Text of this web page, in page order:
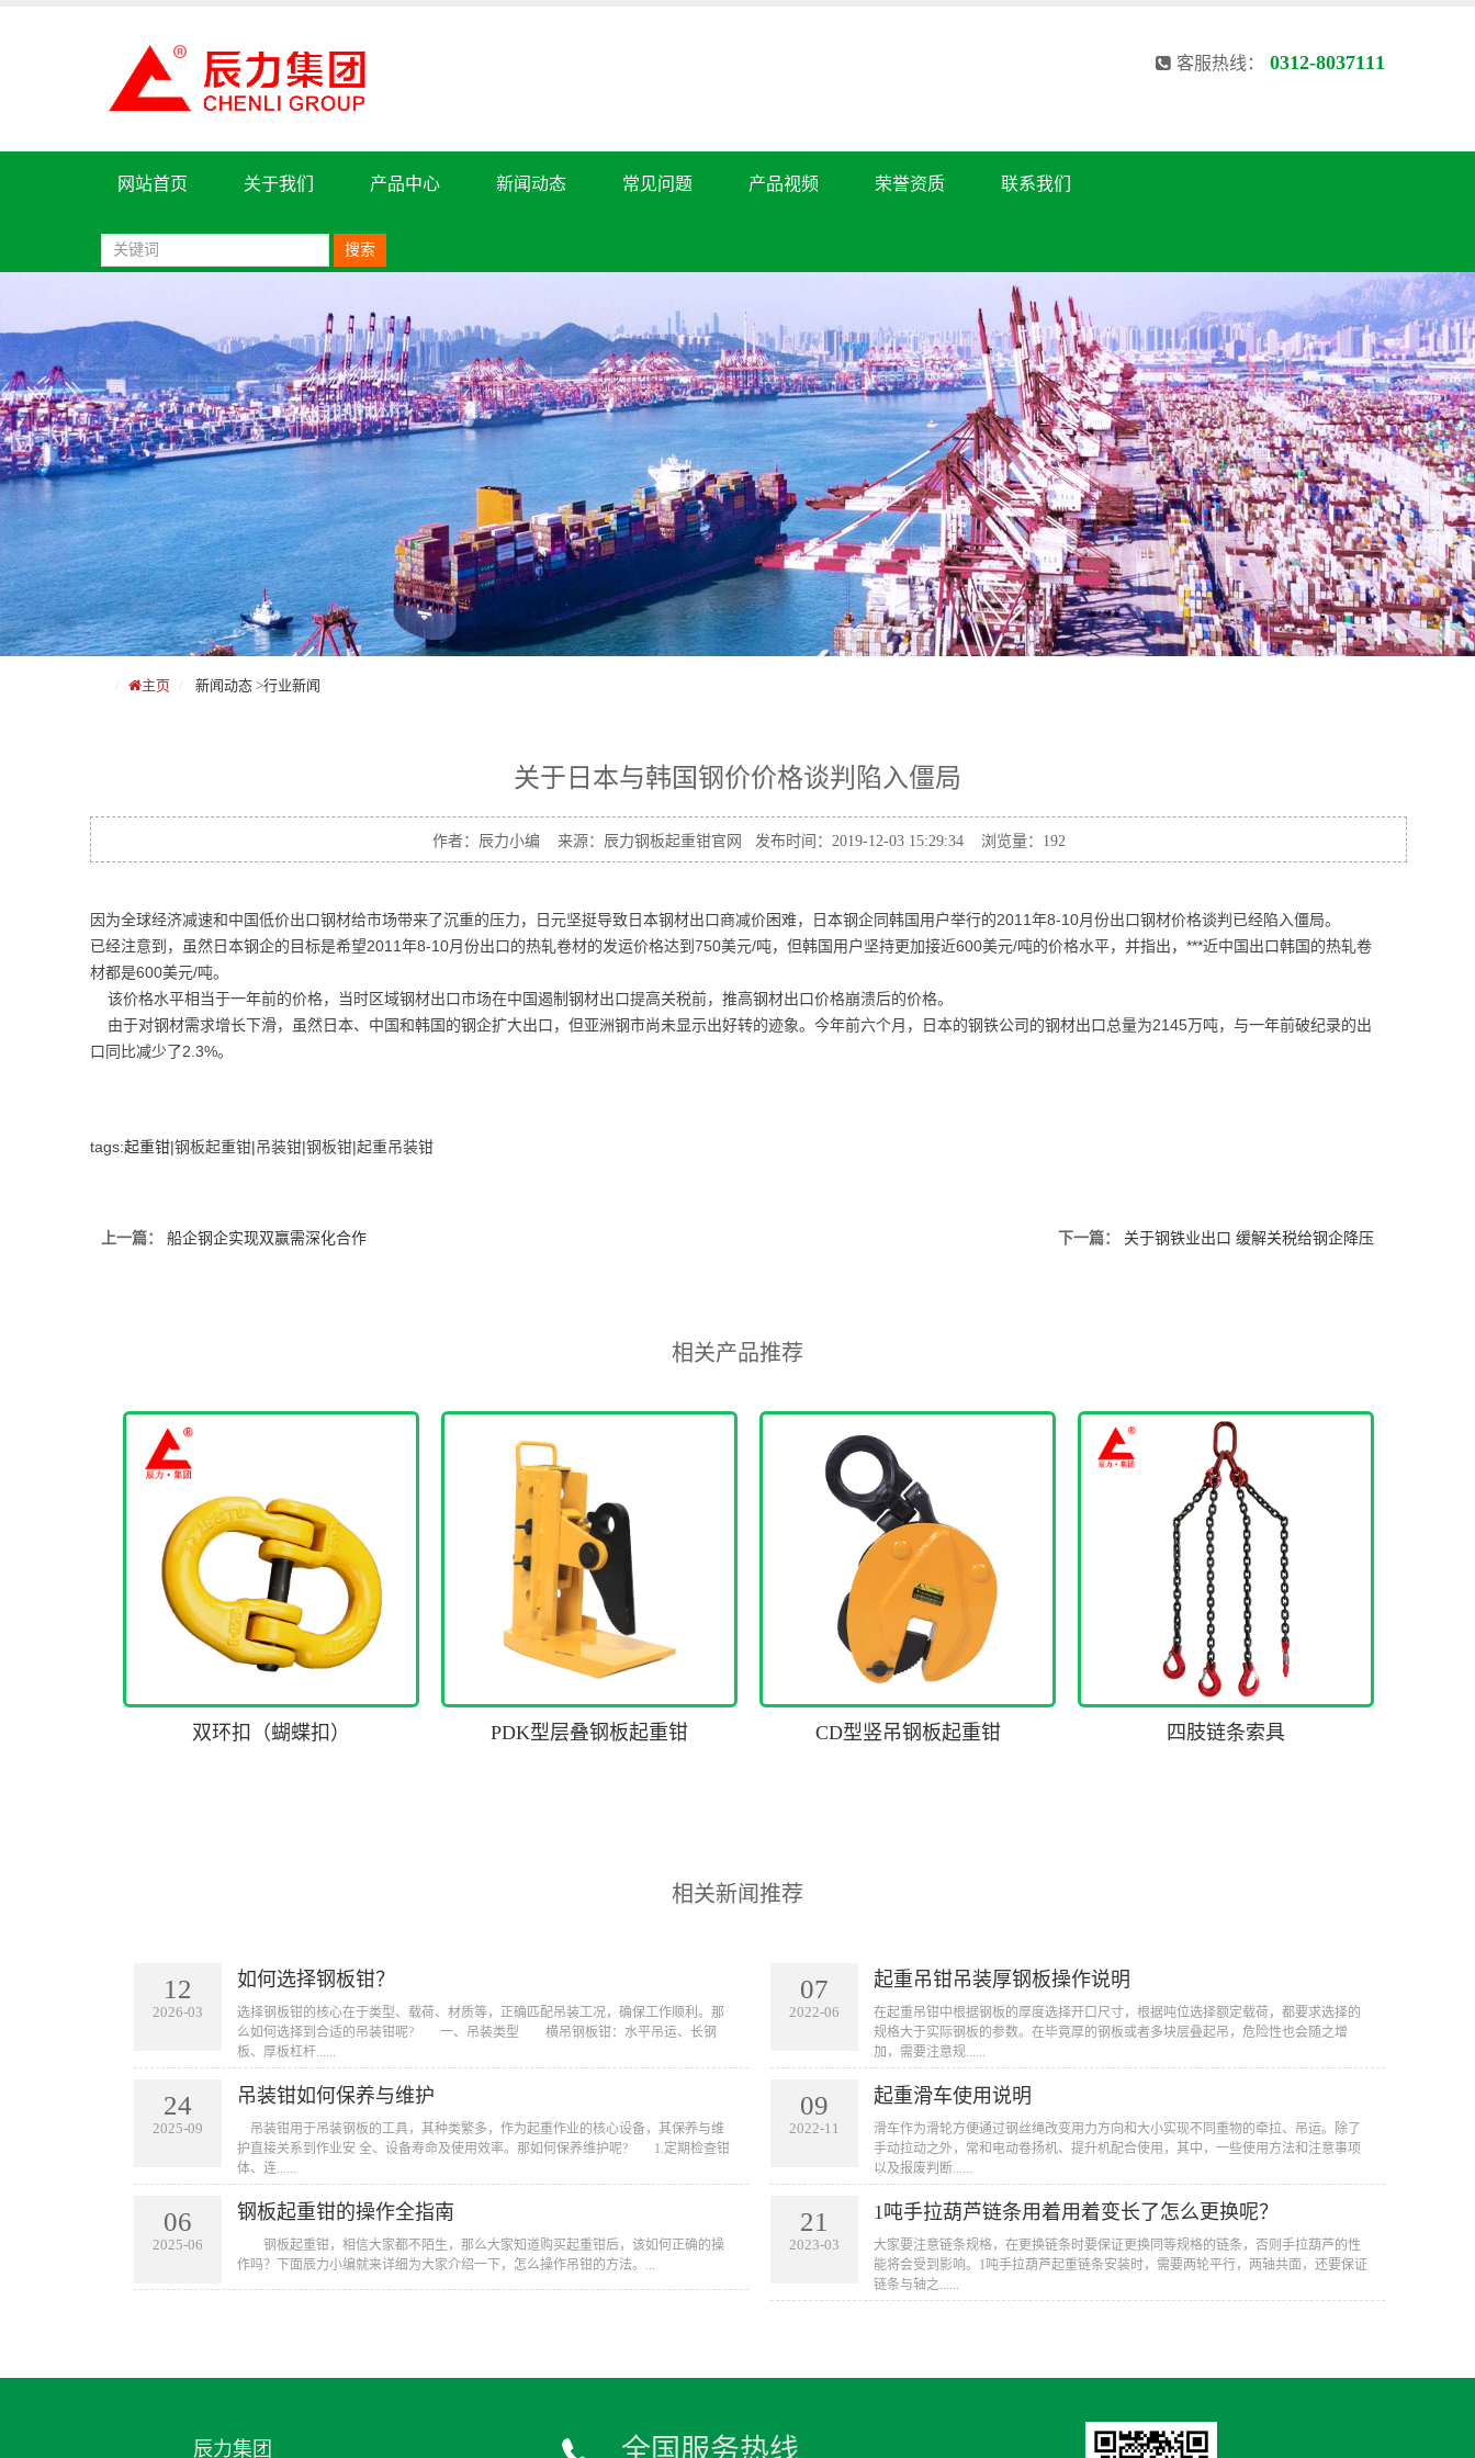
客服热线： 0312-8037111
网站首页 关于我们 产品中心 新闻动态 常见问题 产品视频 荣誉资质 联系我们
搜索
主页 新闻动态 >行业新闻
关于日本与韩国钢价价格谈判陷入僵局
作者：辰力小编 来源：辰力钢板起重钳官网 发布时间：2019-12-03 15:29:34 浏览量：192
因为全球经济减速和中国低价出口钢材给市场带来了沉重的压力，日元坚挺导致日本钢材出口商减价困难，日本钢企同韩国用户举行的2011年8-10月份出口钢材价格谈判已经陷入僵局。
已经注意到，虽然日本钢企的目标是希望2011年8-10月份出口的热轧卷材的发运价格达到750美元/吨，但韩国用户坚持更加接近600美元/吨的价格水平，并指出，***近中国出口韩国的热轧卷
材都是600美元/吨。
该价格水平相当于一年前的价格，当时区域钢材出口市场在中国遏制钢材出口提高关税前，推高钢材出口价格崩溃后的价格。
由于对钢材需求增长下滑，虽然日本、中国和韩国的钢企扩大出口，但亚洲钢市尚未显示出好转的迹象。今年前六个月，日本的钢铁公司的钢材出口总量为2145万吨，与一年前破纪录的出
口同比减少了2.3%。
tags:起重钳|钢板起重钳|吊装钳|钢板钳|起重吊装钳
上一篇： 船企钢企实现双赢需深化合作 下一篇： 关于钢铁业出口 缓解关税给钢企降压
相关产品推荐
双环扣（蝴蝶扣） PDK型层叠钢板起重钳 CD型竖吊钢板起重钳 四肢链条索具
相关新闻推荐
12
2026-03
如何选择钢板钳？
​选择钢板钳的核心在于类型、载荷、材质等，正确匹配吊装工况，确保工作顺利。那
么如何选择到合适的吊装钳呢? 一、吊装类型 横吊钢板钳：水平吊运、长钢
板、厚板杠杆......
24
2025-09
吊装钳如何保养与维护
​ 吊装钳用于吊装钢板的工具，其种类繁多，作为起重作业的核心设备，其保养与维
护直接关系到作业安 全、设备寿命及使用效率。那如何保养维护呢? 1.定期检查钳
体、连......
06
2025-06
钢板起重钳的操作全指南
​ 钢板起重钳，相信大家都不陌生，那么大家知道购买起重钳后，该如何正确的操
作吗？下面辰力小编就来详细为大家介绍一下，怎么操作吊钳的方法。...
07
2022-06
起重吊钳吊装厚钢板操作说明
在起重吊钳中根据钢板的厚度选择开口尺寸，根据吨位选择额定载荷，都要求选择的
规格大于实际钢板的参数。在毕竟厚的钢板或者多块层叠起吊，危险性也会随之增
加，需要注意规......
09
2022-11
起重滑车使用说明
滑车作为滑轮方便通过钢丝绳改变用力方向和大小实现不同重物的牵拉、吊运。除了
手动拉动之外，常和电动卷扬机、提升机配合使用，其中，一些使用方法和注意事项
以及报废判断......
21
2023-03
1吨手拉葫芦链条用着用着变长了怎么更换呢？
大家要注意链条规格，在更换链条时要保证更换同等规格的链条，否则手拉葫芦的性
能将会受到影响。1吨手拉葫芦起重链条安装时，需要两轮平行，两轴共面，还要保证
链条与轴之......
辰力集团 全国服务热线